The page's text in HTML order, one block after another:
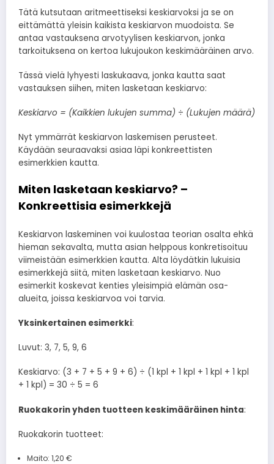
Tätä kutsutaan aritmeettiseksi keskiarvoksi ja se on
eittämättä yleisin kaikista keskiarvon muodoista. Se
antaa vastauksena arvotyylisen keskiarvon, jonka
tarkoituksena on kertoa lukujoukon keskimääräinen arvo.
Tässä vielä lyhyesti laskukaava, jonka kautta saat
vastauksen siihen, miten lasketaan keskiarvo:
Keskiarvo = (Kaikkien lukujen summa) ÷ (Lukujen määrä)
Nyt ymmärrät keskiarvon laskemisen perusteet.
Käydään seuraavaksi asiaa läpi konkreettisten
esimerkkien kautta.
Miten lasketaan keskiarvo? –
Konkreettisia esimerkkejä
Keskiarvon laskeminen voi kuulostaa teorian osalta ehkä
hieman sekavalta, mutta asian helppous konkretisoituu
viimeistään esimerkkien kautta. Alta löydätkin lukuisia
esimerkkejä siitä, miten lasketaan keskiarvo. Nuo
esimerkit koskevat kenties yleisimpiä elämän osa-
alueita, joissa keskiarvoa voi tarvia.
Yksinkertainen esimerkki:
Luvut: 3, 7, 5, 9, 6
Keskiarvo: (3 + 7 + 5 + 9 + 6) ÷ (1 kpl + 1 kpl + 1 kpl + 1 kpl
+ 1 kpl) = 30 ÷ 5 = 6
Ruokakorin yhden tuotteen keskimääräinen hinta:
Ruokakorin tuotteet:
Maito: 1,20 €